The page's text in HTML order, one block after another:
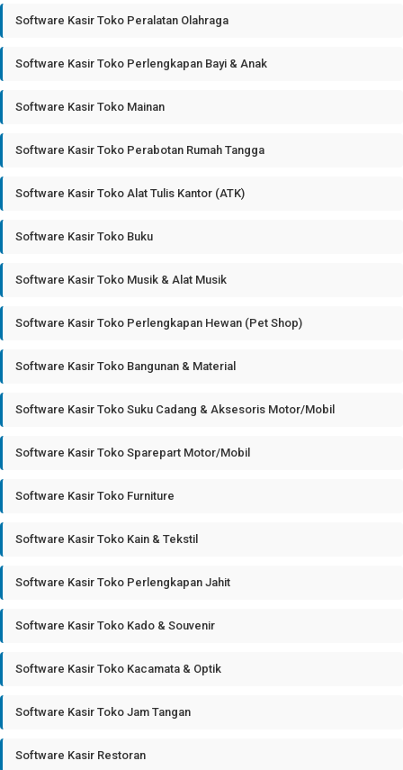
Software Kasir Toko Peralatan Olahraga
Software Kasir Toko Perlengkapan Bayi & Anak
Software Kasir Toko Mainan
Software Kasir Toko Perabotan Rumah Tangga
Software Kasir Toko Alat Tulis Kantor (ATK)
Software Kasir Toko Buku
Software Kasir Toko Musik & Alat Musik
Software Kasir Toko Perlengkapan Hewan (Pet Shop)
Software Kasir Toko Bangunan & Material
Software Kasir Toko Suku Cadang & Aksesoris Motor/Mobil
Software Kasir Toko Sparepart Motor/Mobil
Software Kasir Toko Furniture
Software Kasir Toko Kain & Tekstil
Software Kasir Toko Perlengkapan Jahit
Software Kasir Toko Kado & Souvenir
Software Kasir Toko Kacamata & Optik
Software Kasir Toko Jam Tangan
Software Kasir Restoran